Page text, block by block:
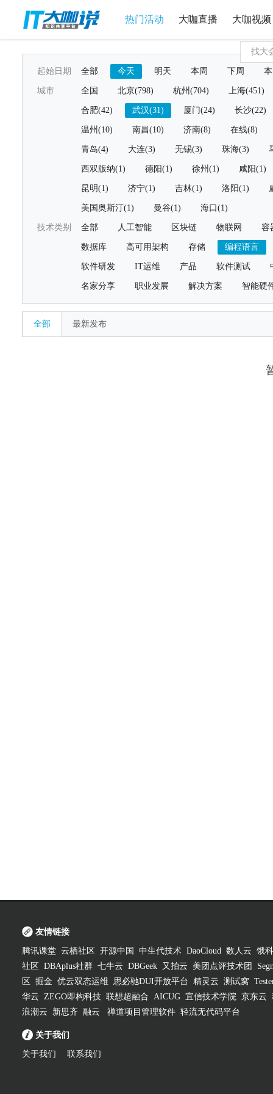
热门活动 大咖直播 大咖视频
起始日期 全部 今天 明天 本周 下周
城市 全国 北京(798) 杭州(704) 上海(451)
合肥(42) 武汉(31) 厦门(24) 长沙(22)
温州(10) 南昌(10) 济南(8) 在线(8)
青岛(4) 大连(3) 无锡(3) 珠海(3)
西双版纳(1) 德阳(1) 徐州(1) 咸阳(1)
昆明(1) 济宁(1) 吉林(1) 洛阳(1)
美国奥斯汀(1) 曼谷(1) 海口(1)
技术类别 全部 人工智能 区块链 物联网 容
数据库 高可用架构 存储 编程语言
软件研发 IT运维 产品 软件测试
名家分享 职业发展 解决方案 智能硬
全部 最新发布
友情链接
腾讯课堂 云栖社区 开源中国 中生代技术 DaoCloud 数人云 饿
社区
DBAplus社群 七牛云 DBGeek 又拍云 美团点评技术团
区
掘金 优云双态运维 思必驰DUI开放平台 精灵云 测试窝
华云 ZEGO即构科技 联想超融合 AICUG 宜信技术学院 京东云
浪潮云
新思齐 融云 禅道项目管理软件 轻流无代码平台
关于我们
关于我们 联系我们